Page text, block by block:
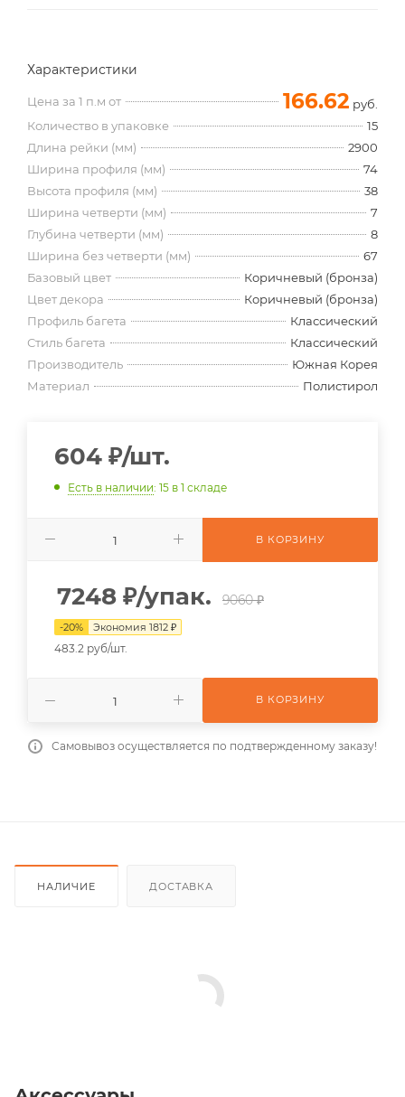
Характеристики
Цена за 1 п.м от 166.62 руб.
Количество в упаковке
15
Длина рейки (мм)
2900
Ширина профиля (мм)
74
Высота профиля (мм)
38
Ширина четверти (мм)
7
Глубина четверти (мм)
8
Ширина без четверти (мм)
67
Базовый цвет
Коричневый (бронза)
Цвет декора
Коричневый (бронза)
Профиль багета
Классический
Стиль багета
Классический
Производитель
Южная Корея
Материал
Полистирол
604 ₽/шт.
Есть в наличии: 15 в 1 складе
В КОРЗИНУ
7248 ₽/упак. 9060 ₽
-20% Экономия 1812 ₽
483.2 руб/шт.
В КОРЗИНУ
Самовывоз осуществляется по подтвержденному заказу!
НАЛИЧИЕ ДОСТАВКА